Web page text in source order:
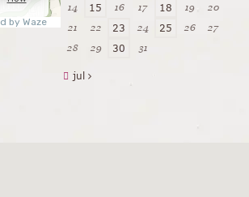
14
15 16 17 18 19
20
21
22 23 24 25 26
27
28
29 30 31
jul